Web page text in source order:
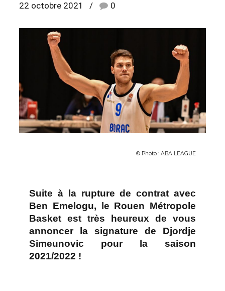
22 octobre 2021 0
© Photo : ABA LEAGUE
Suite à la rupture de contrat avec
Ben Emelogu, le Rouen Métropole
Basket est très heureux de vous
annoncer la signature de Djordje
Simeunovic pour la saison
2021/2022 !